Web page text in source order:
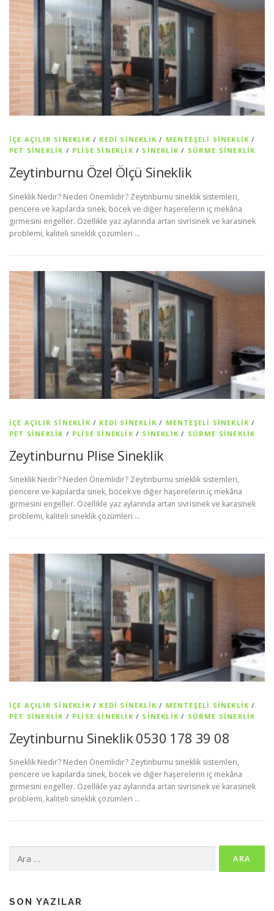
İÇE AÇILIR SINEKLIK / KEDI SINEKLIK / MENTEŞELI SINEKLIK /
PET SİNEKLIK / PLISE SINEKLIK / SİNEKLİK / SÜRME SINEKLIK
Zeytinburnu Özel Ölçü Sineklik
Sineklik Nedir? Neden Önemlidir? Zeytinburnu sineklik sistemleri,
pencere ve kapılarda sinek, böcek ve diğer haşerelerin iç mekâna
girmesini engeller. Özellikle yaz aylarında artan sivrisinek ve karasinek
problemi, kaliteli sineklik çözümleri …
İÇE AÇILIR SINEKLIK / KEDI SINEKLIK / MENTEŞELI SINEKLIK /
PET SİNEKLIK / PLISE SINEKLIK / SİNEKLİK / SÜRME SINEKLIK
Zeytinburnu Plise Sineklik
Sineklik Nedir? Neden Önemlidir? Zeytinburnu sineklik sistemleri,
pencere ve kapılarda sinek, böcek ve diğer haşerelerin iç mekâna
girmesini engeller. Özellikle yaz aylarında artan sivrisinek ve karasinek
problemi, kaliteli sineklik çözümleri …
İÇE AÇILIR SINEKLIK / KEDI SINEKLIK / MENTEŞELI SINEKLIK /
PET SİNEKLIK / PLISE SINEKLIK / SİNEKLİK / SÜRME SINEKLIK
Zeytinburnu Sineklik 0530 178 39 08
Sineklik Nedir? Neden Önemlidir? Zeytinburnu sineklik sistemleri,
pencere ve kapılarda sinek, böcek ve diğer haşerelerin iç mekâna
girmesini engeller. Özellikle yaz aylarında artan sivrisinek ve karasinek
problemi, kaliteli sineklik çözümleri …
SON YAZILAR